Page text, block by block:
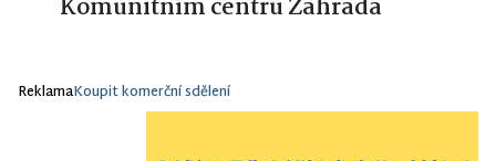
ReklamaKoupit komerční sdělení